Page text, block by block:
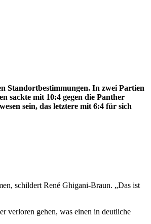
Standortbestimmungen. In zwei Partien
sackte mit 10:4 gegen die Panther
sein, das letztere mit 6:4 für sich
schildert René Ghigani-Braun. „Das ist
verloren gehen, was einen in deutliche